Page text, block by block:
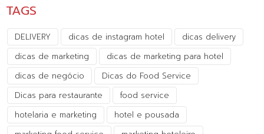
TAGS
DELIVERY dicas de instagram hotel
dicas delivery
dicas de marketing
dicas de marketing para hotel
dicas de negócio
Dicas do Food Service
Dicas para restaurante
food service
hotelaria e marketing
hotel e pousada